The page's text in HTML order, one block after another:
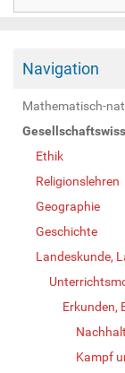
Navigation
Mathematisch-
Ethik
Religionslehren
Geographie
Geschichte
Landeskunde,
Erkunden,
Kampf